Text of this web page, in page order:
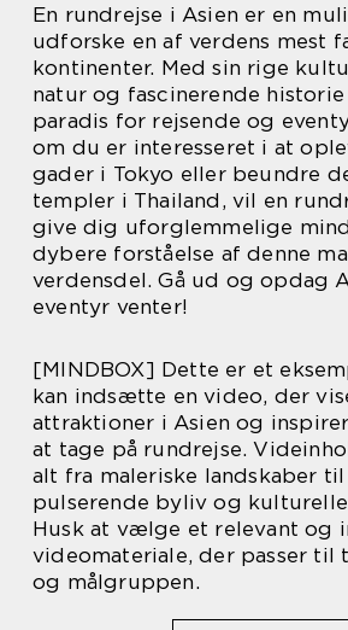
En rundrejse i Asien er en
udforske en af verdens mest
kontinenter. Med sin rige
natur og fascinerende
paradis for rejsende og
om du er interesseret i at
gader i Tokyo eller beundre
templer i Thailand, vil en
give dig uforglemmelige
dybere forståelse af denne
verdensdel. Gå ud og opdag
eventyr venter!
[MINDBOX] Dette er et
kan indsætte en video, der
attraktioner i Asien og
at tage på rundrejse.
alt fra maleriske landskaber til
pulserende byliv og
Husk at vælge et relevant og
videomateriale, der passer til
og målgruppen.